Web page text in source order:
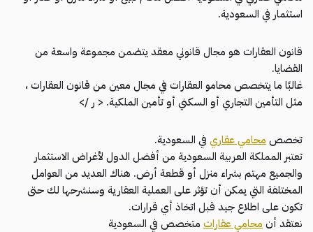
استثمار في السعودية.
قانون العقارات هو مجال قانوني معقد يتضمن مجموعة واسعة من
القضايا.
غالبًا ما يتخصص محامو العقارات في مجال معين من قانون العقارات ،
مثل التأمين التجاري أو السكني أو تأمين الملكية. < ر />
تخصص محامي عقاري في السعودية.
تعتبر المملكة العربية السعودية من أفضل الدول لأغراض الاستثمار
والجميع مهتم بشراء منزل أو قطعة أرض. هناك العديد من العوامل
المختلفة التي يمكن أن تؤثر على العملية العقارية وسنشرحها لك حتى
تكون على اطلاع جيد قبل اتخاذ أي قرارات.
نعتقد أن محامي عقارات متخصص في السعودية